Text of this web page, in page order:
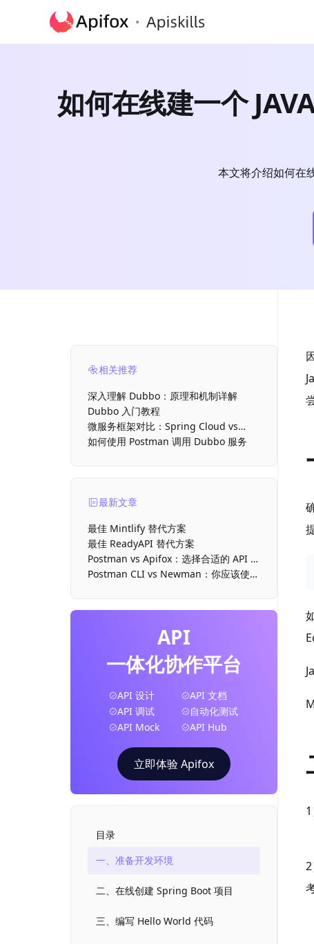
如何在线建一个
本文将介绍如何在
相关推荐
深入理解 Dubbo：原理和机制详解
Dubbo 入门教程
微服务框架对比：Spring Cloud vs
Dubbo
如何使用 Postman 调用 Dubbo 服务
最新文章
最佳 Mintlify 替代方案
最佳 ReadyAPI 替代方案
Postman vs Apifox：选择合适的 API 开
发工具
Postman CLI vs Newman：你应该使用
API
一体化协作平台
API 设计
API 文档
API 调试
自动化测试
API Mock
API Hub
立即体验 Apifox
目录
一、准备开发环境
二、在线创建 Spring Boot 项目
三、编写 Hello World 代码